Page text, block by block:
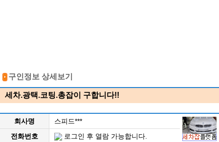
구인정보 상세보기
세차.광택.코팅.총잡이 구합니다!!
회사명
스피드***
전화번호
로그인 후 열람 가능합니다.